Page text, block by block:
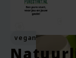
vegan